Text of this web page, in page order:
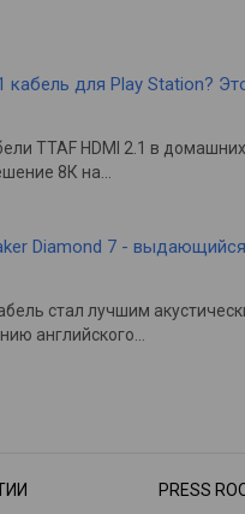
кабель для Play Station?
TTAF HDMI 2.1 в
8К на…
Diamond 7 -
стал лучшим
английского…
PRESS